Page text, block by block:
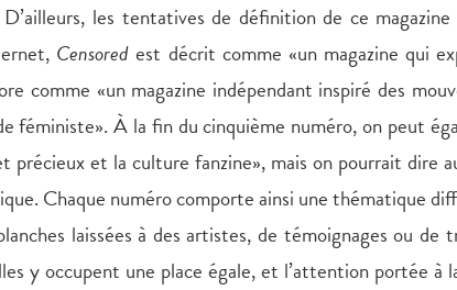
les tentatives de définition de ce magazine
Censored est décrit comme «un magazine qui
comme «un magazine indépendant inspiré des
féministe». À la fin du cinquième numéro, on peut
précieux et la culture fanzine», mais on pourrait dire
Chaque numéro comporte ainsi une thématique
laissées à des artistes, de témoignages ou de
y occupent une place égale, et l’attention portée à